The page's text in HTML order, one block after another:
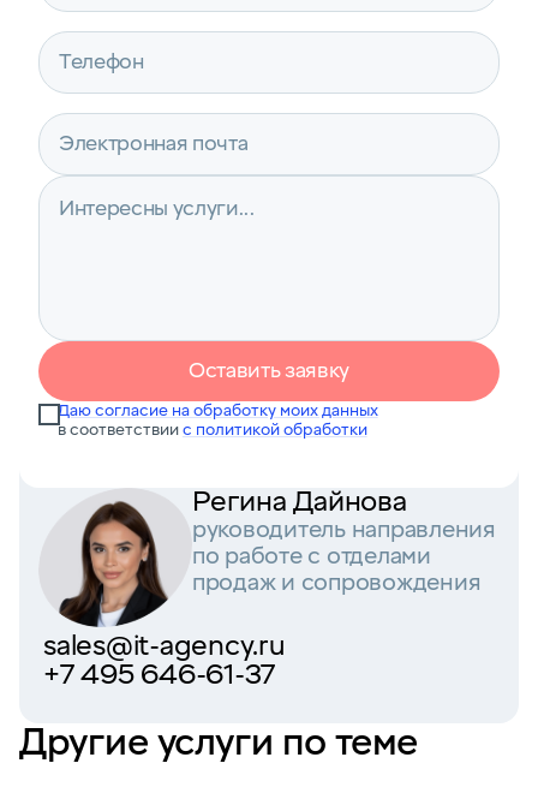
Оставить заявку
Даю согласие на обработку моих данных
в соответствиис политикой обработки
Регина Дайнова
руководитель направления
по работе с отделами
продаж и сопровождения
sales@it-agency.ru
+7 495 646-61-37
Другие услуги по теме